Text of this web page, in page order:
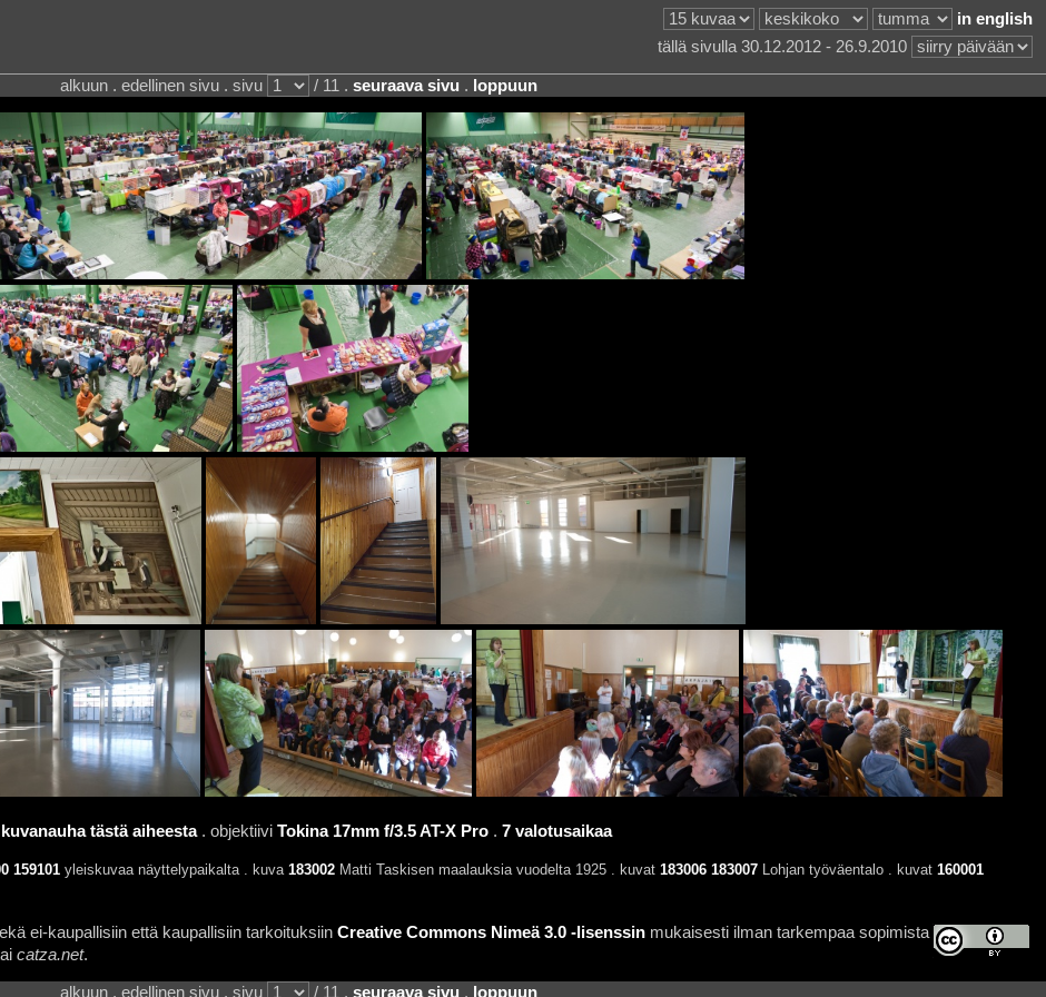
in english
tällä sivulla 30.12.2012 - 26.9.2010
alkuun . edellinen sivu . sivu / 11 . seuraava sivu . loppuun
tästä aiheesta. objektiivi Tokina 17mm f/3.5 AT-X Pro. 7 valotusaikaa
159101yleiskuvaa näyttelypaikalta . kuva 183002Matti Taskisen maalauksia vuodelta 1925 . kuvat 183006 183007Lohjan työväentalo . kuvat 160001
ei-kaupallisiin että kaupallisiin tarkoituksiin Creative Commons Nimeä 3.0 -lisenssinmukaisesti ilman tarkempaa sopimista
catza.net.
alkuun . edellinen sivu . sivu / 11 . seuraava sivu . loppuun